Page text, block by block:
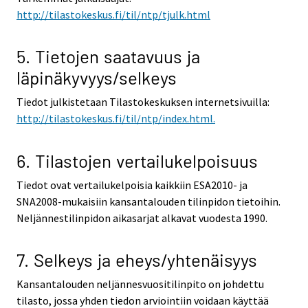
http://tilastokeskus.fi/til/ntp/tjulk.html
5. Tietojen saatavuus ja
läpinäkyvyys/selkeys
Tiedot julkistetaan Tilastokeskuksen internetsivuilla:
http://tilastokeskus.fi/til/ntp/index.html.
6. Tilastojen vertailukelpoisuus
Tiedot ovat vertailukelpoisia kaikkiin ESA2010- ja
SNA2008-mukaisiin kansantalouden tilinpidon tietoihin.
Neljännestilinpidon aikasarjat alkavat vuodesta 1990.
7. Selkeys ja eheys/yhtenäisyys
Kansantalouden neljännesvuositilinpito on johdettu
tilasto, jossa yhden tiedon arviointiin voidaan käyttää